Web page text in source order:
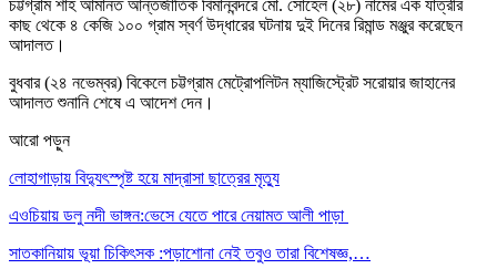
চট্টগ্রাম শাহ আমানত আন্তর্জাতিক বিমানবন্দরে মো. সোহেল (২৮) নামের এক যাত্রীর
কাছ থেকে ৪ কেজি ১০০ গ্রাম স্বর্ণ উদ্ধারের ঘটনায় দুই দিনের রিমান্ড মঞ্জুর করেছেন
আদালত।
বুধবার (২৪ নভেম্বর) বিকেলে চট্টগ্রাম মেট্রোপলিটন ম্যাজিস্ট্রেট সরোয়ার জাহানের
আদালত শুনানি শেষে এ আদেশ দেন।
আরো পড়ুন
লোহাগাড়ায় বিদ্যুৎস্পৃষ্ট হয়ে মাদ্রাসা ছাত্রের মৃত্যু
এওচিয়ায় ডলু নদী ভাঙ্গন:ভেসে যেতে পারে নেয়ামত আলী পাড়া
সাতকানিয়ায় ভূয়া চিকিৎসক :পড়াশোনা নেই তবুও তারা বিশেষজ্ঞ,…